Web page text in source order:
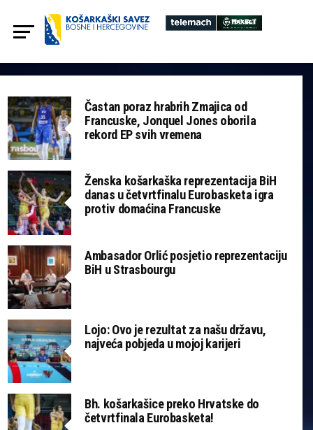
Častan poraz hrabrih Zmajica od
Francuske, Jonquel Jones oborila
rekord EP svih vremena
Ženska košarkaška reprezentacija BiH
danas u četvrtfinalu Eurobasketa igra
protiv domaćina Francuske
Ambasador Orlić posjetio reprezentaciju
BiH u Strasbourgu
Lojo: Ovo je rezultat za našu državu,
najveća pobjeda u mojoj karijeri
Bh. košarkašice preko Hrvatske do
četvrtfinala Eurobasketa!